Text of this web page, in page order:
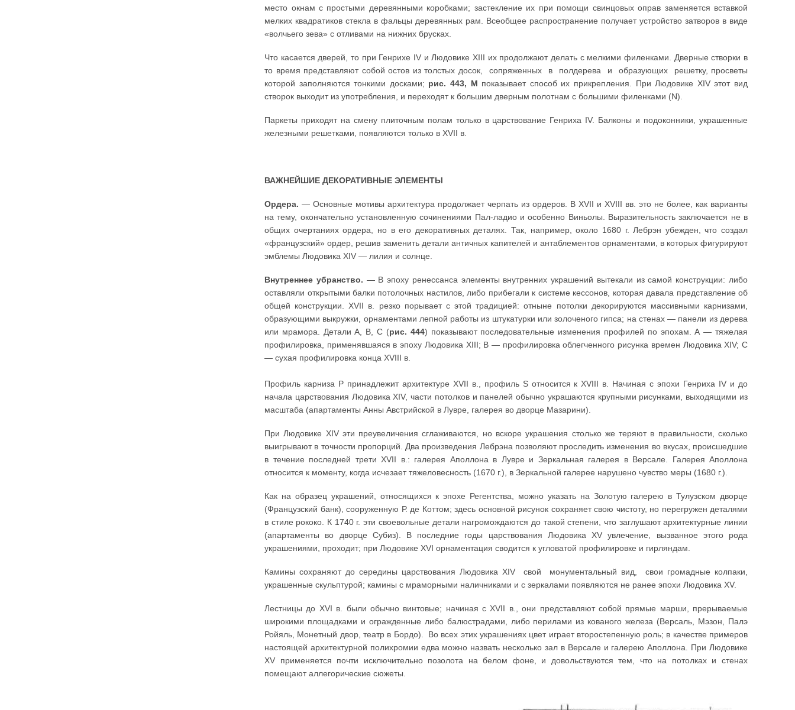
место окнам с простыми деревянными коробками; застекление их при помощи свинцовых оправ заменяется вставкой
мелких квадратиков стекла в фальцы деревянных рам. Всеобщее распространение получает устройство затворов в виде
«волчьего зева» с отливами на нижних брусках.
Что касается дверей, то при Генрихе IV и Людовике XIII их продолжают делать с мелкими филенками. Дверные створки в
то время представляют собой остов из толстых досок, сопряженных в полдерева и образующих решетку, просветы
которой заполняются тонкими досками; рис. 443, М показывает способ их прикрепления. При Людовике XIV этот вид
створок выходит из употребления, и переходят к большим дверным полотнам с большими филенками (N).
Паркеты приходят на смену плиточным полам только в царствование Генриха IV. Балконы и подоконники, украшенные
железными решетками, появляются только в XVII в.
ВАЖНЕЙШИЕ ДЕКОРАТИВНЫЕ ЭЛЕМЕНТЫ
Ордера. — Основные мотивы архитектура продолжает черпать из ордеров. В XVII и XVIII вв. это не более, как варианты
на тему, окончательно установленную сочинениями Пал-ладио и особенно Виньолы. Выразительность заключается не в
общих очертаниях ордера, но в его декоративных деталях. Так, например, около 1680 г. Лебрэн убежден, что создал
«французский» ордер, решив заменить детали античных капителей и антаблементов орнаментами, в которых фигурируют
эмблемы Людовика XIV — лилия и солнце.
Внутреннее убранство. — В эпоху ренессанса элементы внутренних украшений вытекали из самой конструкции: либо
оставляли открытыми балки потолочных настилов, либо прибегали к системе кессонов, которая давала представление об
общей конструкции. XVII в. резко порывает с этой традицией: отныне потолки декорируются массивными карнизами,
образующими выкружки, орнаментами лепной работы из штукатурки или золоченого гипса; на стенах — панели из дерева
или мрамора. Детали А, В, С (рис. 444) показывают последовательные изменения профилей по эпохам. А — тяжелая
профилировка, применявшаяся в эпоху Людовика XIII; В — профилировка облегченного рисунка времен Людовика XIV; С
— сухая профилировка конца XVIII в.
Профиль карниза Р принадлежит архитектуре XVII в., профиль S относится к XVIII в. Начиная с эпохи Генриха IV и до
начала царствования Людовика XIV, части потолков и панелей обычно украшаются крупными рисунками, выходящими из
масштаба (апартаменты Анны Австрийской в Лувре, галерея во дворце Мазарини).
При Людовике XIV эти преувеличения сглаживаются, но вскоре украшения столько же теряют в правильности, сколько
выигрывают в точности пропорций. Два произведения Лебрэна позволяют проследить изменения во вкусах, происшедшие
в течение последней трети XVII в.: галерея Аполлона в Лувре и Зеркальная галерея в Версале. Галерея Аполлона
относится к моменту, когда исчезает тяжеловесность (1670 г.), в Зеркальной галерее нарушено чувство меры (1680 г.).
Как на образец украшений, относящихся к эпохе Регентства, можно указать на Золотую галерею в Тулузском дворце
(Французский банк), сооруженную Р. де Коттом; здесь основной рисунок сохраняет свою чистоту, но перегружен деталями
в стиле рококо. К 1740 г. эти своевольные детали нагромождаются до такой степени, что заглушают архитектурные линии
(апартаменты во дворце Субиз). В последние годы царствования Людовика XV увлечение, вызванное этого рода
украшениями, проходит; при Людовике XVI орнаментация сводится к угловатой профилировке и гирляндам.
Камины сохраняют до середины царствования Людовика XIV свой монументальный вид, свои громадные колпаки,
украшенные скульптурой; камины с мраморными наличниками и с зеркалами появляются не ранее эпохи Людовика XV.
Лестницы до XVI в. были обычно винтовые; начиная с XVII в., они представляют собой прямые марши, прерываемые
широкими площадками и огражденные либо балюстрадами, либо перилами из кованого железа (Версаль, Мэзон, Палэ
Ройяль, Монетный двор, театр в Бордо). Во всех этих украшениях цвет играет второстепенную роль; в качестве примеров
настоящей архитектурной полихромии едва можно назвать несколько зал в Версале и галерею Аполлона. При Людовике
XV применяется почти исключительно позолота на белом фоне, и довольствуются тем, что на потолках и стенах
помещают аллегорические сюжеты.